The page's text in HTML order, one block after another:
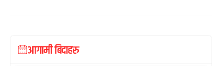
आगामी बिदाहरु